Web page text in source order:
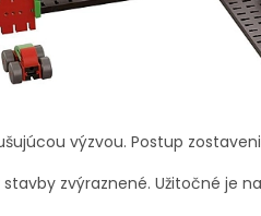
výzvou. Postup
zvýraznené. Užitočné je